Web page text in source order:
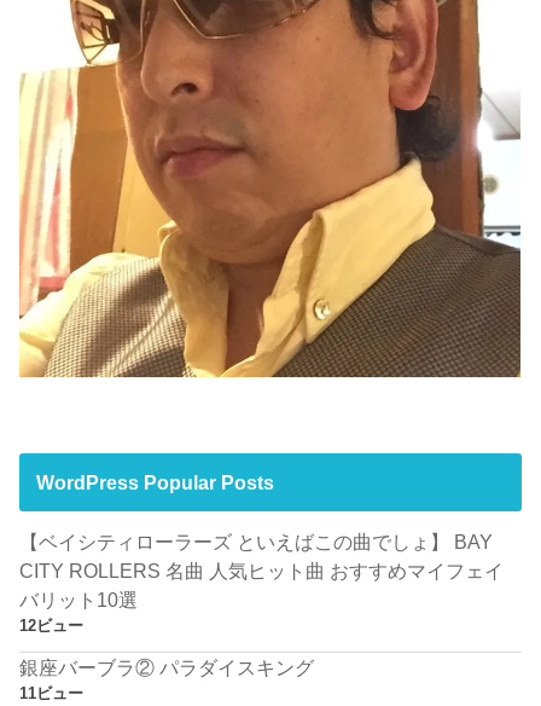
WordPress Popular Posts
【ベイシティローラーズ といえばこの曲でしょ】 BAY
CITY ROLLERS 名曲 人気ヒット曲 おすすめマイフェイ
バリット10選
12ビュー
銀座バーブラ② パラダイスキング
11ビュー